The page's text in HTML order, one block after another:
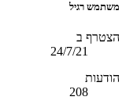
משתמש רגיל
הצטרף ב
24/7/21
הודעות
208